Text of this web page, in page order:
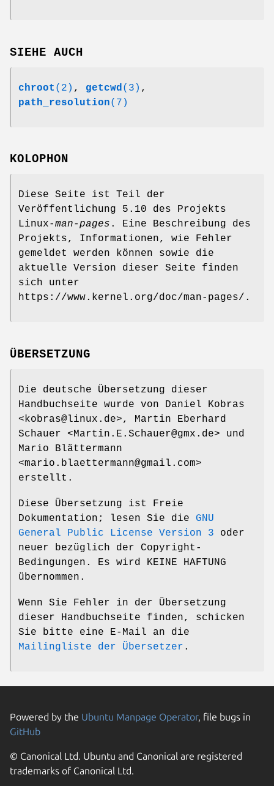
SIEHE AUCH
chroot (2) , getcwd (3) ,
path_resolution(7)
KOLOPHON
Diese Seite ist Teil der
Veröffentlichung 5.10 des Projekts
Linux-man-pages . Eine Beschreibung des
Projekts, Informationen, wie Fehler
gemeldet werden können sowie die
aktuelle Version dieser Seite finden
sich unter
https://www.kernel.org/doc/man-pages/.
ÜBERSETZUNG
Die deutsche Übersetzung dieser
Handbuchseite wurde von Daniel Kobras
<kobras@linux.de>, Martin Eberhard
Schauer <Martin.E.Schauer@gmx.de> und
Mario Blättermann
<mario.blaettermann@gmail.com>
erstellt.
Diese Übersetzung ist Freie
Dokumentation; lesen Sie die GNU
General Public License Version 3 oder
neuer bezüglich der Copyright-
Bedingungen. Es wird KEINE HAFTUNG
übernommen.
Wenn Sie Fehler in der Übersetzung
dieser Handbuchseite finden, schicken
Sie bitte eine E-Mail an die
Mailingliste der Übersetzer .
Powered by the Ubuntu Manpage Operator, file bugs in
GitHub
© Canonical Ltd. Ubuntu and Canonical are registered
trademarks of Canonical Ltd.